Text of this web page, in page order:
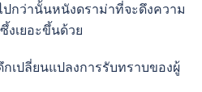
ปกว่านั้นหนังดราม่าที่จะดึงความ
งเยอะขึ้นด้วย
เปลี่ยนแปลงการรับทราบของผู้